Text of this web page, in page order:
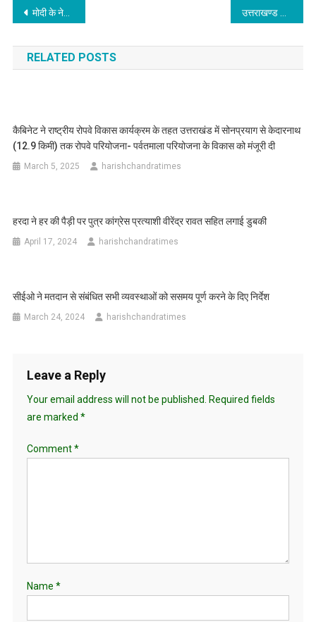
Post
navigation
मोदी के नेतृत्व मे देश आज रामराज की ओर अग्रसर: निशंक
RELATED POSTS
कैबिनेट ने राष्ट्रीय रोपवे विकास कार्यक्रम के तहत उत्तराखंड में सोनप्रयाग से केदारनाथ
(12.9 किमी) तक रोपवे परियोजना- पर्वतमाला परियोजना के विकास को मंजूरी दी
March 5, 2025 harishchandratimes
हरदा ने हर की पैड़ी पर पुत्र कांग्रेस प्रत्याशी वीरेंद्र रावत सहित लगाई डुबकी
April 17, 2024 harishchandratimes
सीईओ ने मतदान से संबंधित सभी व्यवस्थाओं को ससमय पूर्ण करने के दिए निर्देश
March 24, 2024 harishchandratimes
Leave a Reply
Your email address will not be published.
Required fields
are marked *
Comment*
Name *